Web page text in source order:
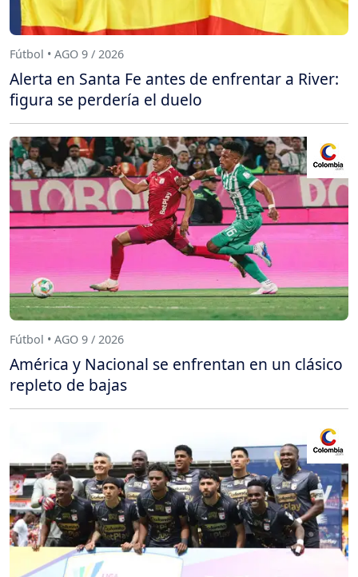
Fútbol • AGO 9 / 2026
Alerta en Santa Fe antes de enfrentar a River:
figura se perdería el duelo
Fútbol • AGO 9 / 2026
América y Nacional se enfrentan en un clásico
repleto de bajas